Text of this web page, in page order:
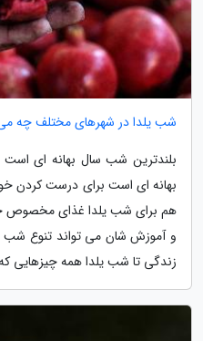
شب یلدا در شهرهای مختلف چه
بلندترین شب سال بهانه ای
بهانه ای است برای درست کردن
هم برای شب یلدا غذای مخصوص
و آموزش شان می تواند تنوع شب
زندگی تا شب یلدا همه چیزهایی